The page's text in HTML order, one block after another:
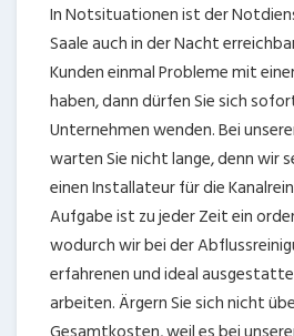
In Notsituationen ist der
Saale auch in der Nacht
Kunden einmal Probleme mit
haben, dann dürfen Sie sich
Unternehmen wenden. Bei
warten Sie nicht lange, denn wir
einen Installateur für die
Aufgabe ist zu jeder Zeit ein
wodurch wir bei der
erfahrenen und ideal
arbeiten. Ärgern Sie sich nicht